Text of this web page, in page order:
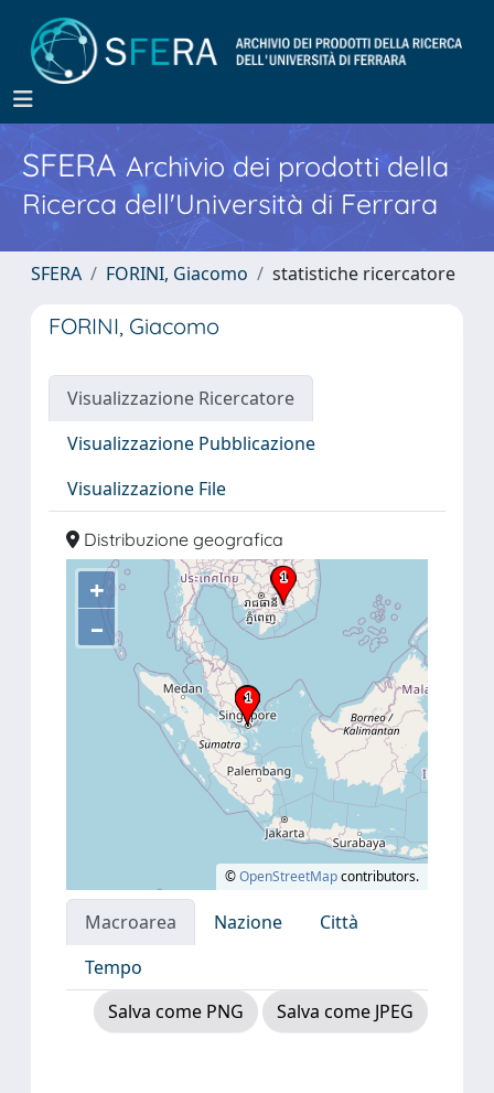
SFERA Archivio dei prodotti della
Ricerca dell'Università di Ferrara
SFERA FORINI, Giacomo statistiche ricercatore
FORINI, Giacomo
Visualizzazione Ricercatore
Visualizzazione Pubblicazione
Visualizzazione File
Distribuzione geografica
+
–
©OpenStreetMapcontributors.
Macroarea Nazione
Città
Tempo
Salva come PNG
Salva come JPEG